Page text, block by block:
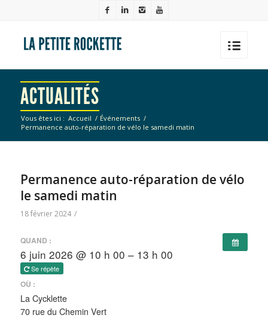
ACTUALITÉS
Vous êtes ici : Accueil / Événements /
Permanence auto-réparation de vélo le samedi matin
Permanence auto-réparation de vélo
le samedi matin
18 février 2024 /
QUAND :
6 juin 2026 @ 10 h 00 – 13 h 00
Se répète
OÙ :
La Cycklette
70 rue du Chemin Vert